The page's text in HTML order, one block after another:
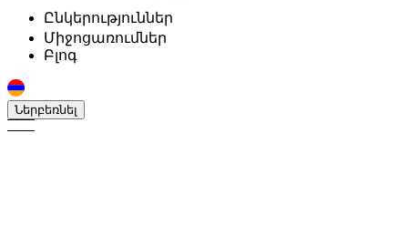
Ընկերություններ
Միջոցառումներ
Բլոգ
Ներբեռնել